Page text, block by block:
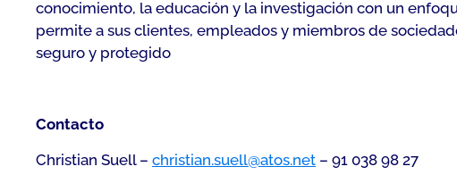
conocimiento, la educación y la investigación con un
permite a sus clientes, empleados y miembros de
seguro y protegido
Contacto
Christian Suell – christian.suell@atos.net – 91 038 98 27